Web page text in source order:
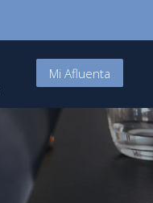
Mi Afluenta